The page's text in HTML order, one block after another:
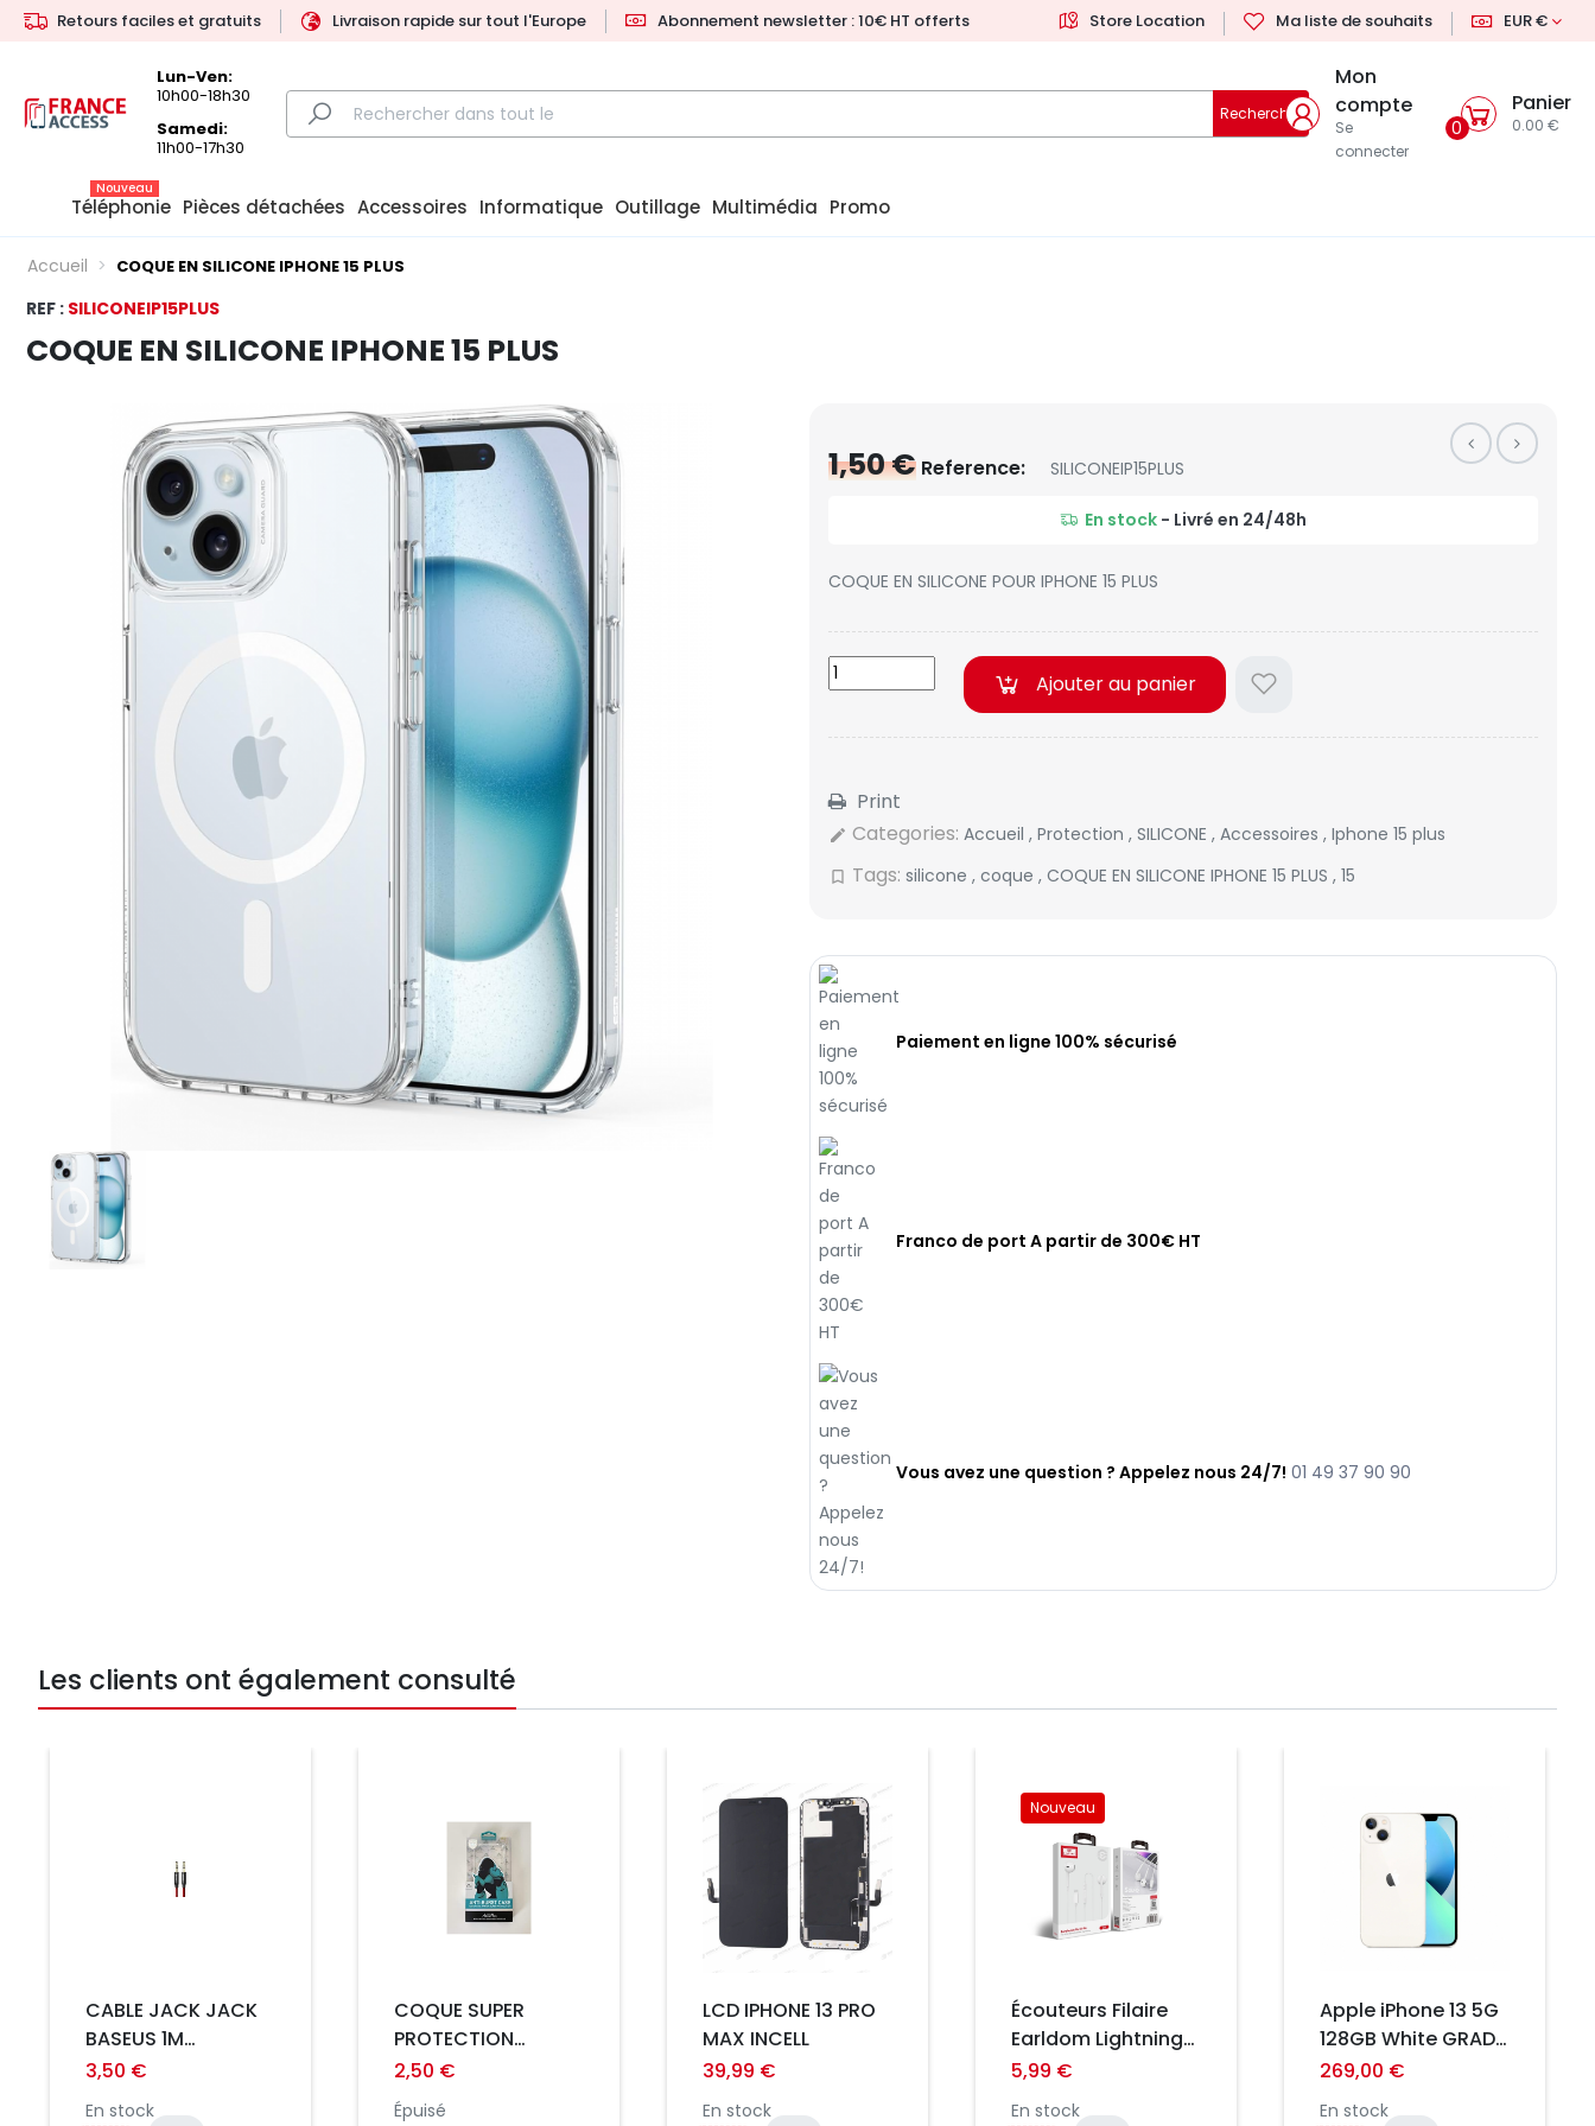
Retours faciles et gratuits Livraison rapide sur tout l'Europe Abonnement newsletter : 10€ HT offerts Store Location Ma liste de souhaits EUR €
Lun-Ven:
10h00-18h30
Samedi:
11h00-17h30
Rechercher
Mon
compte
Se
connecter
0
Panier
0.00 €
Téléphonie
Nouveau
Pièces détachées Accessoires Informatique Outillage Multimédia Promo
Accueil COQUE EN SILICONE IPHONE 15 PLUS
REF : SILICONEIP15PLUS
COQUE EN SILICONE IPHONE 15 PLUS
1,50 € Reference: SILICONEIP15PLUS
En stock - Livré en 24/48h
COQUE EN SILICONE POUR IPHONE 15 PLUS
Ajouter au panier
Print
edit Categories: Accueil , Protection , SILICONE , Accessoires , Iphone 15 plus
bookmark_border Tags: silicone , coque , COQUE EN SILICONE IPHONE 15 PLUS , 15
Paiement en ligne 100% sécurisé
Franco de port A partir de 300€ HT
Vous avez une question ? Appelez nous 24/7! 01 49 37 90 90
Les clients ont également consulté
CABLE JACK JACK
BASEUS 1M
ROUGE/NOIR M30
3,50 €
En stock
COQUE SUPER
PROTECTION
SAMSUNG S21 PLUS
ATOUCHBO KING
2,50 €
Épuisé
Prix
LCD IPHONE 13 PRO
MAX INCELL
39,99 €
En stock
Nouveau
Écouteurs Filaire
Earldom Lightning
avec Microphone -
5,99 €
En stock
Apple iPhone 13 5G
128GB White GRADE
A/B
269,00 €
En stock